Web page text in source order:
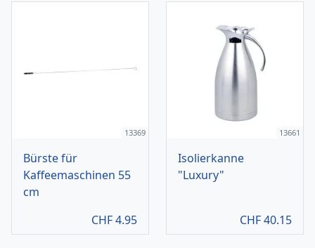
13369
Bürste für
Kaffeemaschinen 55
cm
CHF4.95
13661
Isolierkanne
"Luxury"
CHF40.15